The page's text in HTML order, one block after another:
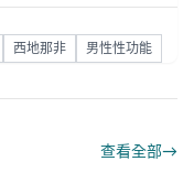
西地那非 男性性功能
查看全部→